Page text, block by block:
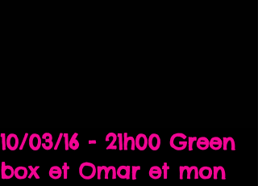
10/03/16 - 21h00 Green
box et Omar et mon